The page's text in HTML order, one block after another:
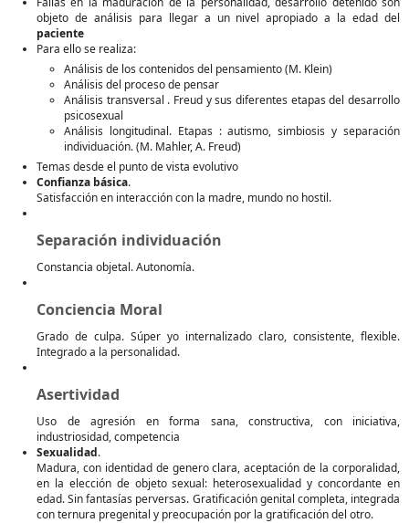
objeto de análisis para llegar a un nivel apropiado a la edad del
paciente
Para ello se realiza:
Análisis de los contenidos del pensamiento (M. Klein)
Análisis del proceso de pensar
Análisis transversal . Freud y sus diferentes etapas del desarrollo
psicosexual
Análisis longitudinal. Etapas : autismo, simbiosis y separación
individuación. (M. Mahler, A. Freud)
Temas desde el punto de vista evolutivo
Confianza básica.
Satisfacción en interacción con la madre, mundo no hostil.
Separación individuación
Constancia objetal. Autonomía.
Conciencia Moral
Grado de culpa. Súper yo internalizado claro, consistente, flexible.
Integrado a la personalidad.
Asertividad
Uso de agresión en forma sana, constructiva, con iniciativa,
industriosidad, competencia
Sexualidad.
Madura, con identidad de genero clara, aceptación de la corporalidad,
en la elección de objeto sexual: heterosexualidad y concordante en
edad. Sin fantasías perversas. Gratificación genital completa, integrada
con ternura pregenital y preocupación por la gratificación del otro.